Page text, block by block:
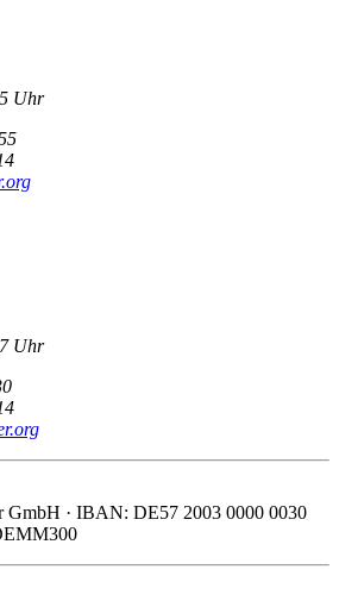
Uhr
Uhr
GmbH · IBAN: DE57 2003 0000 0030